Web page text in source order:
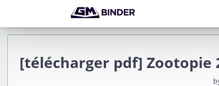
[télécharger pdf] Zootopie